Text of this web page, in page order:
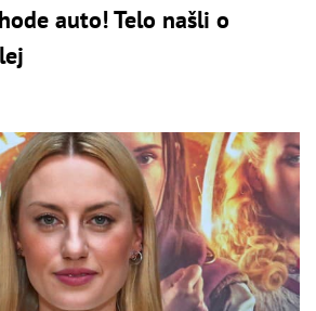
auto! Telo našli o